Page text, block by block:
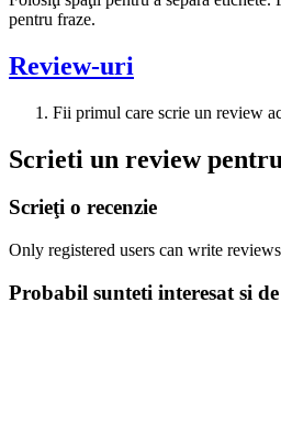
pentru fraze.
Review-uri
Fii primul care scrie un review
Scrieti un review
Scrieţi o recenzie
Only registered users can write
Probabil sunteti interesat si